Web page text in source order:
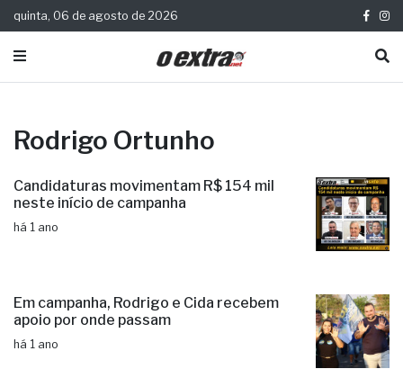
quinta, 06 de agosto de 2026
Rodrigo Ortunho
Candidaturas movimentam R$ 154 mil
neste início de campanha
há 1 ano
Em campanha, Rodrigo e Cida recebem
apoio por onde passam
há 1 ano